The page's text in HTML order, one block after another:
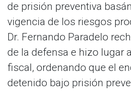
de prisión preventiva
vigencia de los riesgos
Dr. Fernando Paradelo
de la defensa e hizo lugar
fiscal, ordenando que el
detenido bajo prisión